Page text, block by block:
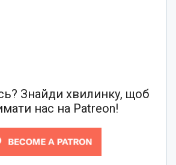
Знайди хвилинку, щоб
нас на Patreon!